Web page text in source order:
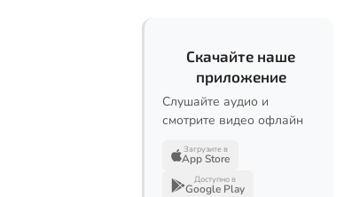
Скачайте наше
приложение
Слушайте аудио и
смотрите видео офлайн
Загрузите в
App Store
Доступно в
Google Play